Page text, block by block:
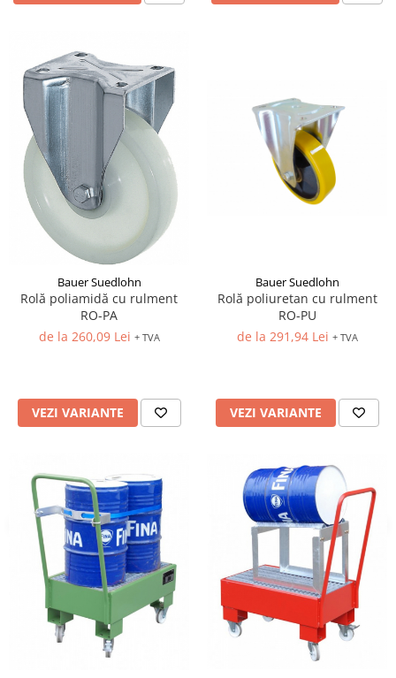
Bauer Suedlohn
Rolă poliamidă cu rulment
RO-PA
de la 260,09 Lei + TVA
VEZI VARIANTE
Bauer Suedlohn
Rolă poliuretan cu rulment
RO-PU
de la 291,94 Lei + TVA
VEZI VARIANTE